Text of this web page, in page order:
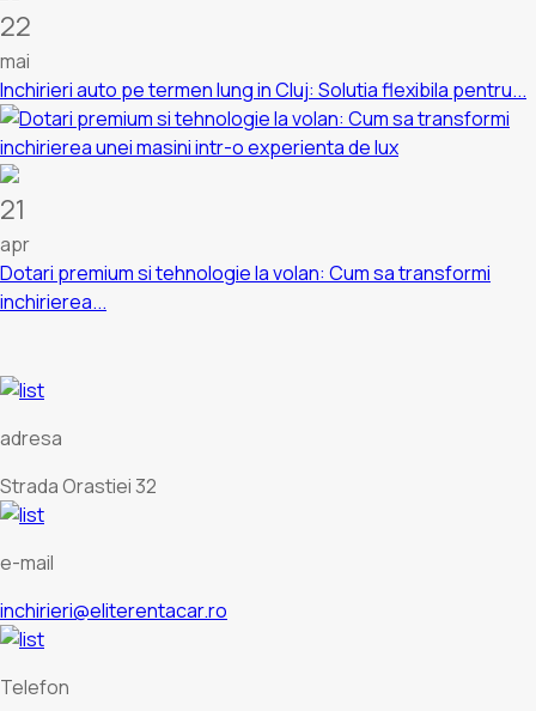
22
mai
Inchirieri auto pe termen lung in Cluj: Solutia flexibila pentru...
21
apr
Dotari premium si tehnologie la volan: Cum sa transformi
inchirierea...
adresa
Strada Orastiei 32
e-mail
inchirieri@eliterentacar.ro
Telefon